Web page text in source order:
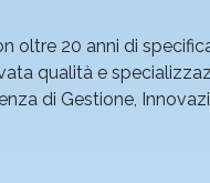
oltre 20 anni di
qualità e
di Gestione,